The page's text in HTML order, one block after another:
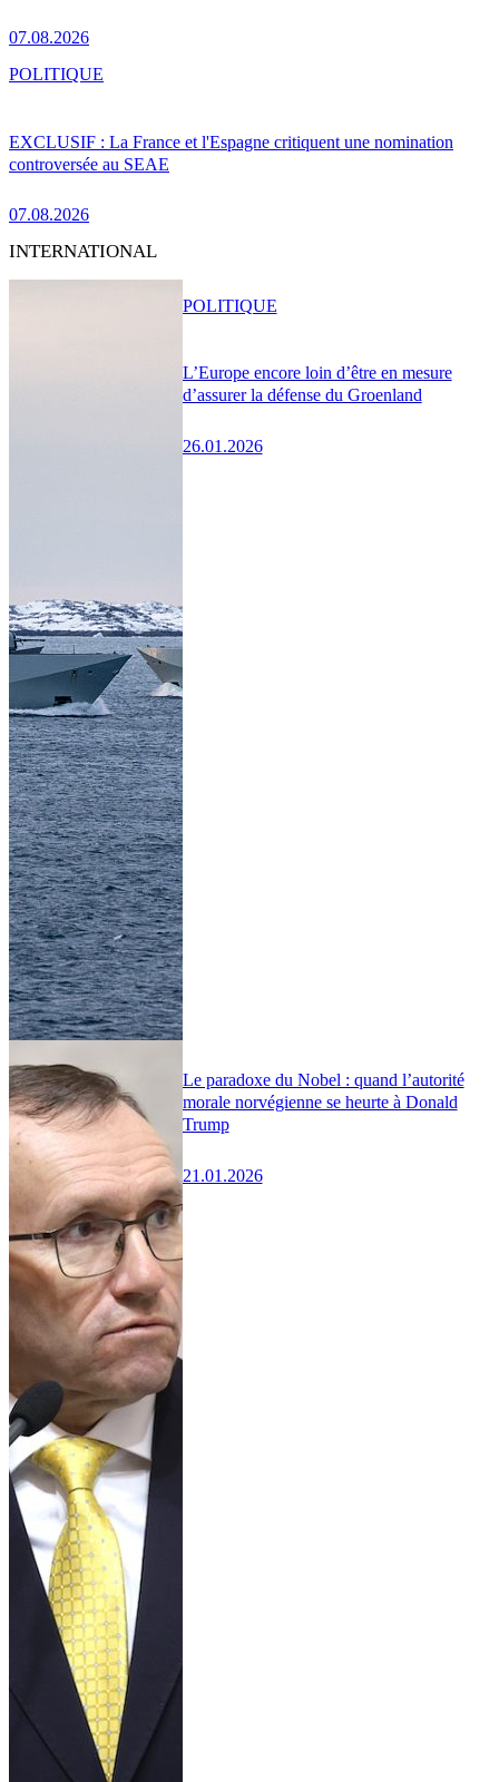
07.08.2026
EXCLUSIF : La France et l'Espagne critiquent une nomination
controversée au SEAE
07.08.2026
POLITIQUE
INTERNATIONAL
L’Europe encore loin d’être en mesure
d’assurer la défense du Groenland
26.01.2026
POLITIQUE
Le paradoxe du Nobel : quand l’autorité
morale norvégienne se heurte à Donald
Trump
21.01.2026